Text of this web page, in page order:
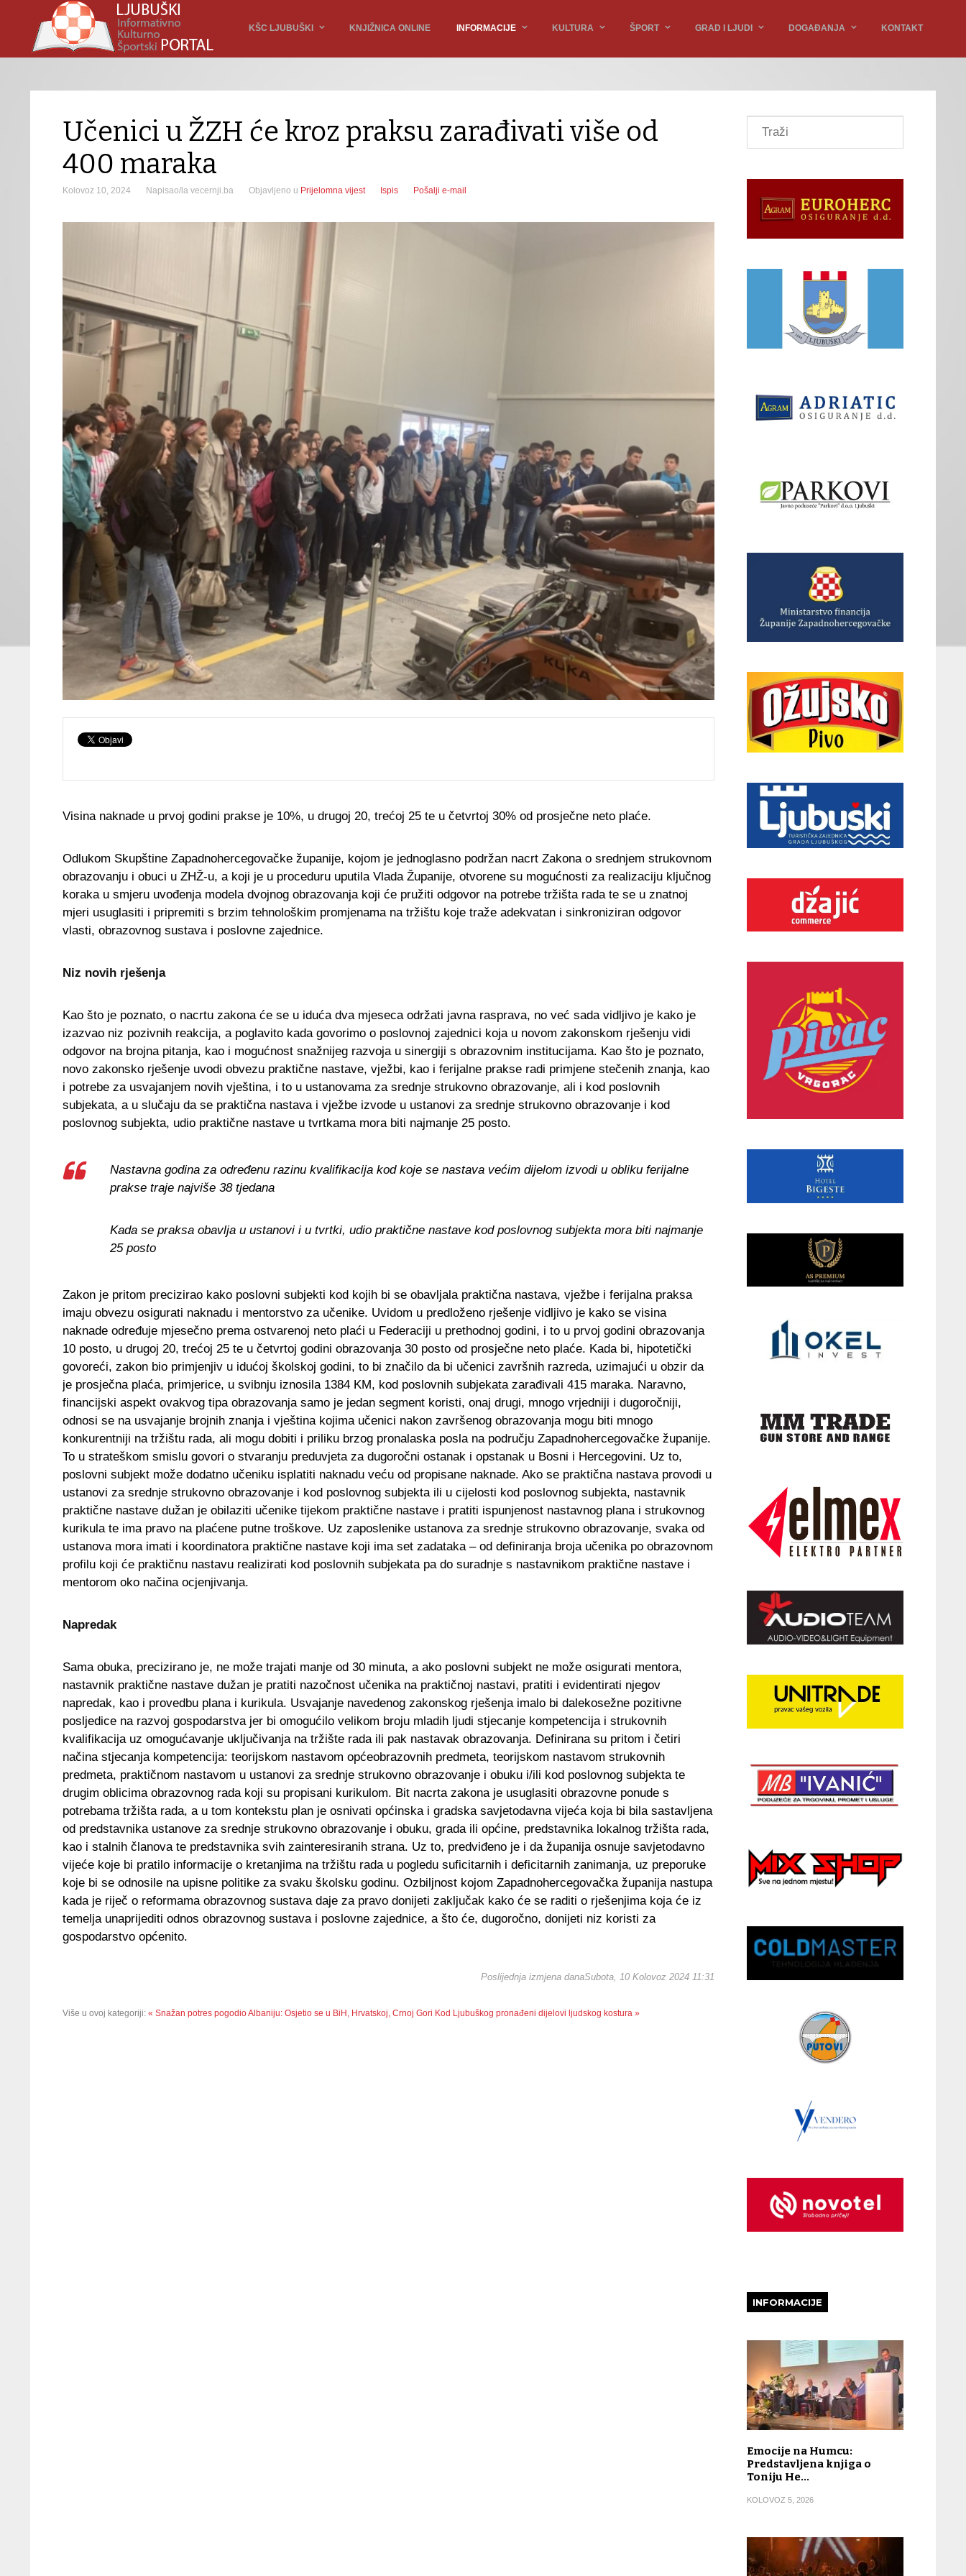
KŠC LJUBUŠKI KNJIŽNICA ONLINE INFORMACIJE KULTURA ŠPORT GRAD I LJUDI DOGAĐANJA KONTAKT
Učenici u ŽZH će kroz praksu zarađivati više od
400 maraka
Kolovoz 10, 2024 Napisao/la vecernji.ba Objavljeno u Prijelomna vijest Ispis Pošalji e-mail
Visina naknade u prvoj godini prakse je 10%, u drugoj 20, trećoj 25 te u četvrtoj 30% od prosječne neto plaće.
Odlukom Skupštine Zapadnohercegovačke županije, kojom je jednoglasno podržan nacrt Zakona o srednjem strukovnom
obrazovanju i obuci u ZHŽ-u, a koji je u proceduru uputila Vlada Županije, otvorene su mogućnosti za realizaciju ključnog
koraka u smjeru uvođenja modela dvojnog obrazovanja koji će pružiti odgovor na potrebe tržišta rada te se u znatnoj
mjeri usuglasiti i pripremiti s brzim tehnološkim promjenama na tržištu koje traže adekvatan i sinkroniziran odgovor
vlasti, obrazovnog sustava i poslovne zajednice.
Niz novih rješenja
Kao što je poznato, o nacrtu zakona će se u iduća dva mjeseca održati javna rasprava, no već sada vidljivo je kako je
izazvao niz pozivnih reakcija, a poglavito kada govorimo o poslovnoj zajednici koja u novom zakonskom rješenju vidi
odgovor na brojna pitanja, kao i mogućnost snažnijeg razvoja u sinergiji s obrazovnim institucijama. Kao što je poznato,
novo zakonsko rješenje uvodi obvezu praktične nastave, vježbi, kao i ferijalne prakse radi primjene stečenih znanja, kao
i potrebe za usvajanjem novih vještina, i to u ustanovama za srednje strukovno obrazovanje, ali i kod poslovnih
subjekata, a u slučaju da se praktična nastava i vježbe izvode u ustanovi za srednje strukovno obrazovanje i kod
poslovnog subjekta, udio praktične nastave u tvrtkama mora biti najmanje 25 posto.
Nastavna godina za određenu razinu kvalifikacija kod koje se nastava većim dijelom izvodi u obliku ferijalne
prakse traje najviše 38 tjedana
Kada se praksa obavlja u ustanovi i u tvrtki, udio praktične nastave kod poslovnog subjekta mora biti najmanje
25 posto
Zakon je pritom precizirao kako poslovni subjekti kod kojih bi se obavljala praktična nastava, vježbe i ferijalna praksa
imaju obvezu osigurati naknadu i mentorstvo za učenike. Uvidom u predloženo rješenje vidljivo je kako se visina
naknade određuje mjesečno prema ostvarenoj neto plaći u Federaciji u prethodnoj godini, i to u prvoj godini obrazovanja
10 posto, u drugoj 20, trećoj 25 te u četvrtoj godini obrazovanja 30 posto od prosječne neto plaće. Kada bi, hipotetički
govoreći, zakon bio primjenjiv u idućoj školskoj godini, to bi značilo da bi učenici završnih razreda, uzimajući u obzir da
je prosječna plaća, primjerice, u svibnju iznosila 1384 KM, kod poslovnih subjekata zarađivali 415 maraka. Naravno,
financijski aspekt ovakvog tipa obrazovanja samo je jedan segment koristi, onaj drugi, mnogo vrjedniji i dugoročniji,
odnosi se na usvajanje brojnih znanja i vještina kojima učenici nakon završenog obrazovanja mogu biti mnogo
konkurentniji na tržištu rada, ali mogu dobiti i priliku brzog pronalaska posla na području Zapadnohercegovačke županije.
To u strateškom smislu govori o stvaranju preduvjeta za dugoročni ostanak i opstanak u Bosni i Hercegovini. Uz to,
poslovni subjekt može dodatno učeniku isplatiti naknadu veću od propisane naknade. Ako se praktična nastava provodi u
ustanovi za srednje strukovno obrazovanje i kod poslovnog subjekta ili u cijelosti kod poslovnog subjekta, nastavnik
praktične nastave dužan je obilaziti učenike tijekom praktične nastave i pratiti ispunjenost nastavnog plana i strukovnog
kurikula te ima pravo na plaćene putne troškove. Uz zaposlenike ustanova za srednje strukovno obrazovanje, svaka od
ustanova mora imati i koordinatora praktične nastave koji ima set zadataka – od definiranja broja učenika po obrazovnom
profilu koji će praktičnu nastavu realizirati kod poslovnih subjekata pa do suradnje s nastavnikom praktične nastave i
mentorom oko načina ocjenjivanja.
Napredak
Sama obuka, precizirano je, ne može trajati manje od 30 minuta, a ako poslovni subjekt ne može osigurati mentora,
nastavnik praktične nastave dužan je pratiti nazočnost učenika na praktičnoj nastavi, pratiti i evidentirati njegov
napredak, kao i provedbu plana i kurikula. Usvajanje navedenog zakonskog rješenja imalo bi dalekosežne pozitivne
posljedice na razvoj gospodarstva jer bi omogućilo velikom broju mladih ljudi stjecanje kompetencija i strukovnih
kvalifikacija uz omogućavanje uključivanja na tržište rada ili pak nastavak obrazovanja. Definirana su pritom i četiri
načina stjecanja kompetencija: teorijskom nastavom općeobrazovnih predmeta, teorijskom nastavom strukovnih
predmeta, praktičnom nastavom u ustanovi za srednje strukovno obrazovanje i obuku i/ili kod poslovnog subjekta te
drugim oblicima obrazovnog rada koji su propisani kurikulom. Bit nacrta zakona je usuglasiti obrazovne ponude s
potrebama tržišta rada, a u tom kontekstu plan je osnivati općinska i gradska savjetodavna vijeća koja bi bila sastavljena
od predstavnika ustanove za srednje strukovno obrazovanje i obuku, grada ili općine, predstavnika lokalnog tržišta rada,
kao i stalnih članova te predstavnika svih zainteresiranih strana. Uz to, predviđeno je i da županija osnuje savjetodavno
vijeće koje bi pratilo informacije o kretanjima na tržištu rada u pogledu suficitarnih i deficitarnih zanimanja, uz preporuke
koje bi se odnosile na upisne politike za svaku školsku godinu. Ozbiljnost kojom Zapadnohercegovačka županija nastupa
kada je riječ o reformama obrazovnog sustava daje za pravo donijeti zaključak kako će se raditi o rješenjima koja će iz
temelja unaprijediti odnos obrazovnog sustava i poslovne zajednice, a što će, dugoročno, donijeti niz koristi za
gospodarstvo općenito.
Poslijednja izmjena danaSubota, 10 Kolovoz 2024 11:31
Više u ovoj kategoriji: « Snažan potres pogodio Albaniju: Osjetio se u BiH, Hrvatskoj, Crnoj Gori Kod Ljubuškog pronađeni dijelovi ljudskog kostura »
INFORMACIJE
Emocije na Humcu:
Predstavljena knjiga o
Toniju He…
KOLOVOZ 5, 2026